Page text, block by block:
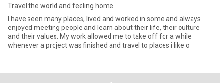
Travel the world and feeling home
I have seen many places, lived and worked in some and always
enjoyed meeting people and learn about their life, their culture
and their values. My work allowed me to take off for a while
whenever a project was finished and travel to places i like o